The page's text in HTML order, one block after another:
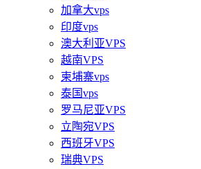
加拿大vps
印度vps
澳大利亚VPS
越南VPS
柬埔寨vps
泰国vps
罗马尼亚VPS
立陶宛VPS
西班牙VPS
瑞典VPS